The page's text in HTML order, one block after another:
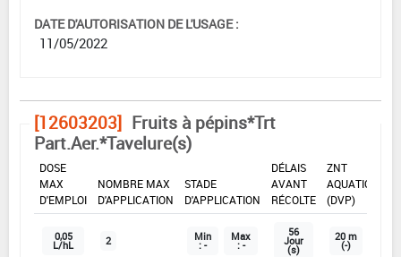
DATE D'AUTORISATION DE L'USAGE :
11/05/2022
[12603203] Fruits à pépins*Trt
Part.Aer.*Tavelure(s)
DOSE
MAX
D'EMPLOI
NOMBRE MAX
D'APPLICATION
STADE
D'APPLICATION
DÉLAIS
AVANT
RÉCOLTE
ZNT
AQUATIQUE
(DVP)
0,05
L/hL 2 Min
: -
Max
: -
56
Jour
(s)
20 m
(-)